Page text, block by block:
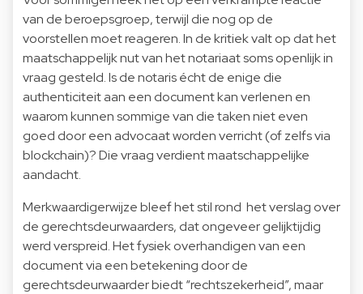
van de beroepsgroep, terwijl die nog op de
voorstellen moet reageren. In de kritiek valt op dat het
maatschappelijk nut van het notariaat soms openlijk in
vraag gesteld. Is de notaris écht de enige die
authenticiteit aan een document kan verlenen en
waarom kunnen sommige van die taken niet even
goed door een advocaat worden verricht (of zelfs via
blockchain)? Die vraag verdient maatschappelijke
aandacht.
Merkwaardigerwijze bleef het stil rond het verslag over
de gerechtsdeurwaarders, dat ongeveer gelijktijdig
werd verspreid. Het fysiek overhandigen van een
document via een betekening door de
gerechtsdeurwaarder biedt “rechtszekerheid”, maar